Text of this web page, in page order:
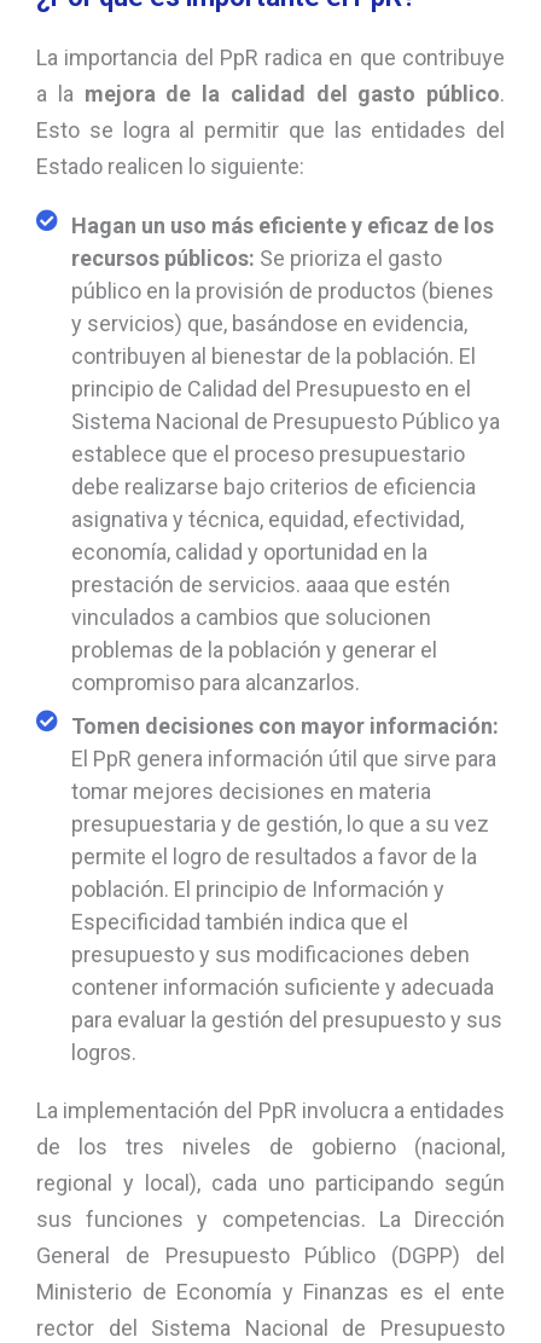
La importancia del PpR radica en que contribuye
a la mejora de la calidad del gasto público.
Esto se logra al permitir que las entidades del
Estado realicen lo siguiente:
Hagan un uso más eficiente y eficaz de los
recursos públicos: Se prioriza el gasto
público en la provisión de productos (bienes
y servicios) que, basándose en evidencia,
contribuyen al bienestar de la población. El
principio de Calidad del Presupuesto en el
Sistema Nacional de Presupuesto Público ya
establece que el proceso presupuestario
debe realizarse bajo criterios de eficiencia
asignativa y técnica, equidad, efectividad,
economía, calidad y oportunidad en la
prestación de servicios. aaaa que estén
vinculados a cambios que solucionen
problemas de la población y generar el
compromiso para alcanzarlos.
Tomen decisiones con mayor información:
El PpR genera información útil que sirve para
tomar mejores decisiones en materia
presupuestaria y de gestión, lo que a su vez
permite el logro de resultados a favor de la
población. El principio de Información y
Especificidad también indica que el
presupuesto y sus modificaciones deben
contener información suficiente y adecuada
para evaluar la gestión del presupuesto y sus
logros.
La implementación del PpR involucra a entidades
de los tres niveles de gobierno (nacional,
regional y local), cada uno participando según
sus funciones y competencias. La Dirección
General de Presupuesto Público (DGPP) del
Ministerio de Economía y Finanzas es el ente
rector del Sistema Nacional de Presupuesto